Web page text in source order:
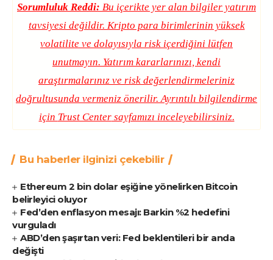
Sorumluluk Reddi: Bu içerikte yer alan bilgiler yatırım
tavsiyesi değildir. Kripto para birimlerinin yüksek
volatilite ve dolayısıyla risk içerdiğini lütfen
unutmayın. Yatırım kararlarınızı, kendi
araştırmalarınız ve risk değerlendirmeleriniz
doğrultusunda vermeniz önerilir. Ayrıntılı bilgilendirme
için Trust Centersayfamızı inceleyebilirsiniz.
Bu haberler ilginizi çekebilir
Ethereum 2 bin dolar eşiğine yönelirken Bitcoin
belirleyici oluyor
Fed’den enflasyon mesajı: Barkin %2 hedefini
vurguladı
ABD’den şaşırtan veri: Fed beklentileri bir anda
değişti